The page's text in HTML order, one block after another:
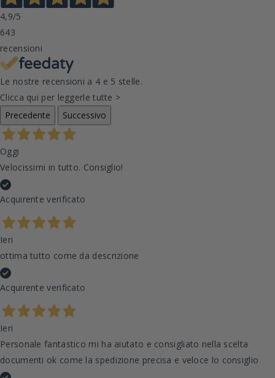
4,9/5
643
recensioni
Le nostre recensioni a 4 e 5 stelle.
Clicca qui per leggerle tutte >
Precedente
Successivo
Oggi
Velocissimi in tutto. Consiglio!
Acquirente verificato
Ieri
ottima tutto come da descrizione
Acquirente verificato
Ieri
Personale fantastico mi ha aiutato e consigliato nella scelta
documenti ok come la spedizione precisa e veloce lo consiglio